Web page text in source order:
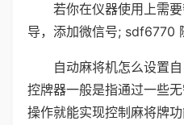
若你在仪器使用上需
导，添加微信号; sdf6770
自动麻将机怎么设置
控牌器一般是指通过一些
操作就能实现控制麻将牌功